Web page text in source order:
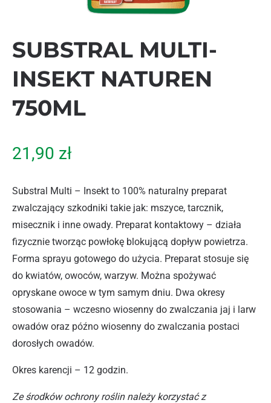
SUBSTRAL MULTI-
INSEKT NATUREN
750ML
21,90 zł
Substral Multi – Insekt to 100% naturalny preparat
zwalczający szkodniki takie jak: mszyce, tarcznik,
misecznik i inne owady. Preparat kontaktowy – działa
fizycznie tworząc powłokę blokującą dopływ powietrza.
Forma sprayu gotowego do użycia. Preparat stosuje się
do kwiatów, owoców, warzyw. Można spożywać
opryskane owoce w tym samym dniu. Dwa okresy
stosowania – wczesno wiosenny do zwalczania jaj i larw
owadów oraz późno wiosenny do zwalczania postaci
dorosłych owadów.
Okres karencji – 12 godzin.
Ze środków ochrony roślin należy korzystać z